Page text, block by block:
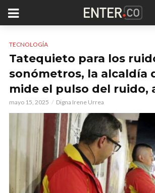
TECNOLOGÍA
Tatequieto para los
sonómetros, la alcaldía
mide el pulso del ruido,
mayo 15, 2025 Digna Irene Urrea